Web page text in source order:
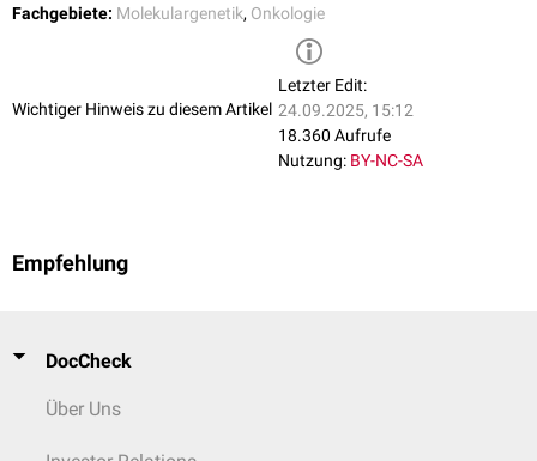
EineLoss-of-Function-Mutationvon RET führt während der
Embryonalentwicklung zu einer gestörten Migration von Nervenzellen
Gastrointestinaltrakt. Die Folge ist ein
Hirschsprung vom Typ HSCR1.
Fachgebiete: Molekulargenetik, Onkologie
Wichtiger Hinweis zu diesem Artikel
Letzter Edit:
24.09.2025, 15:12
18.360 Aufrufe
Nutzung: BY-NC-SA
Empfehlung
DocCheck
Über Uns